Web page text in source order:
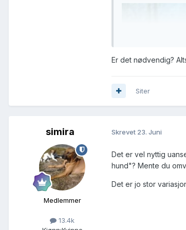
Er det nødvendig?
Siter
simira
Medlemmer
13.4k
Skrevet 23. Juni
Det er vel nyttig
hund"? Mente du
Det er jo stor